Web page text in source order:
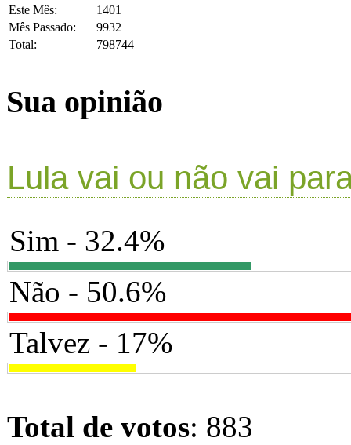
Este Mês:
1401
Mês Passado:
9932
Total:
798744
Sua opinião
Lula vai ou não vai
Sim - 32.4%
Não - 50.6%
Talvez - 17%
Total de votos: 883